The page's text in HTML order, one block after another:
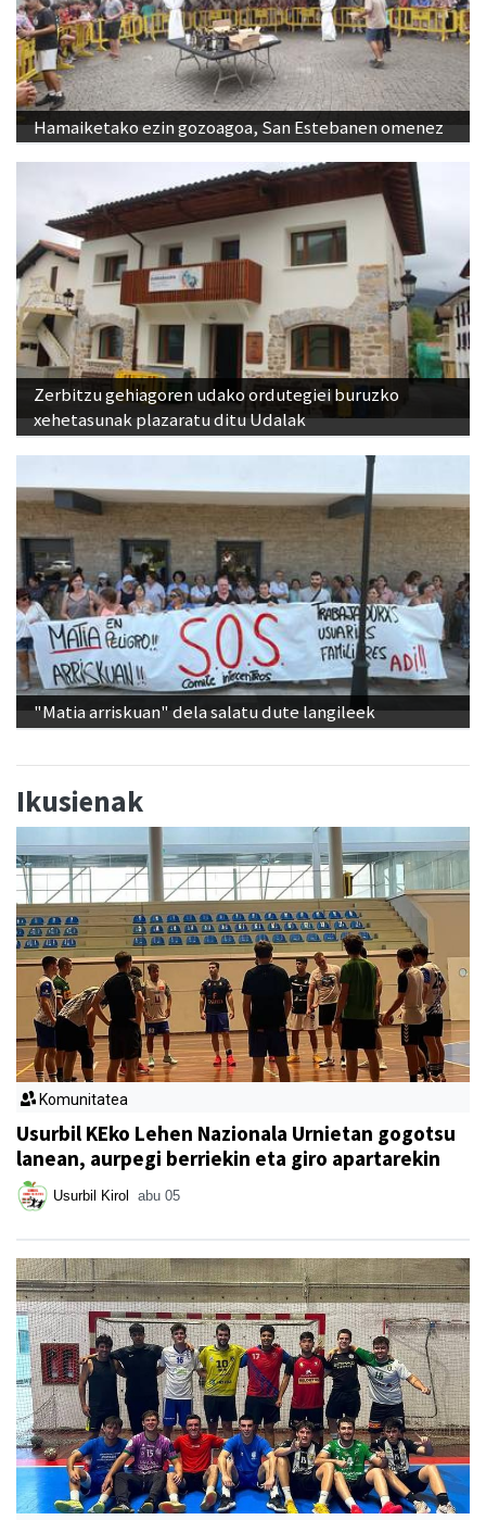
Hamaiketako ezin gozoagoa, San Estebanen omenez
Zerbitzu gehiagoren udako ordutegiei buruzko
xehetasunak plazaratu ditu Udalak
"Matia arriskuan" dela salatu dute langileek
Ikusienak
Komunitatea
Usurbil KEko Lehen Nazionala Urnietan gogotsu
lanean, aurpegi berriekin eta giro apartarekin
Usurbil Kirol abu 05